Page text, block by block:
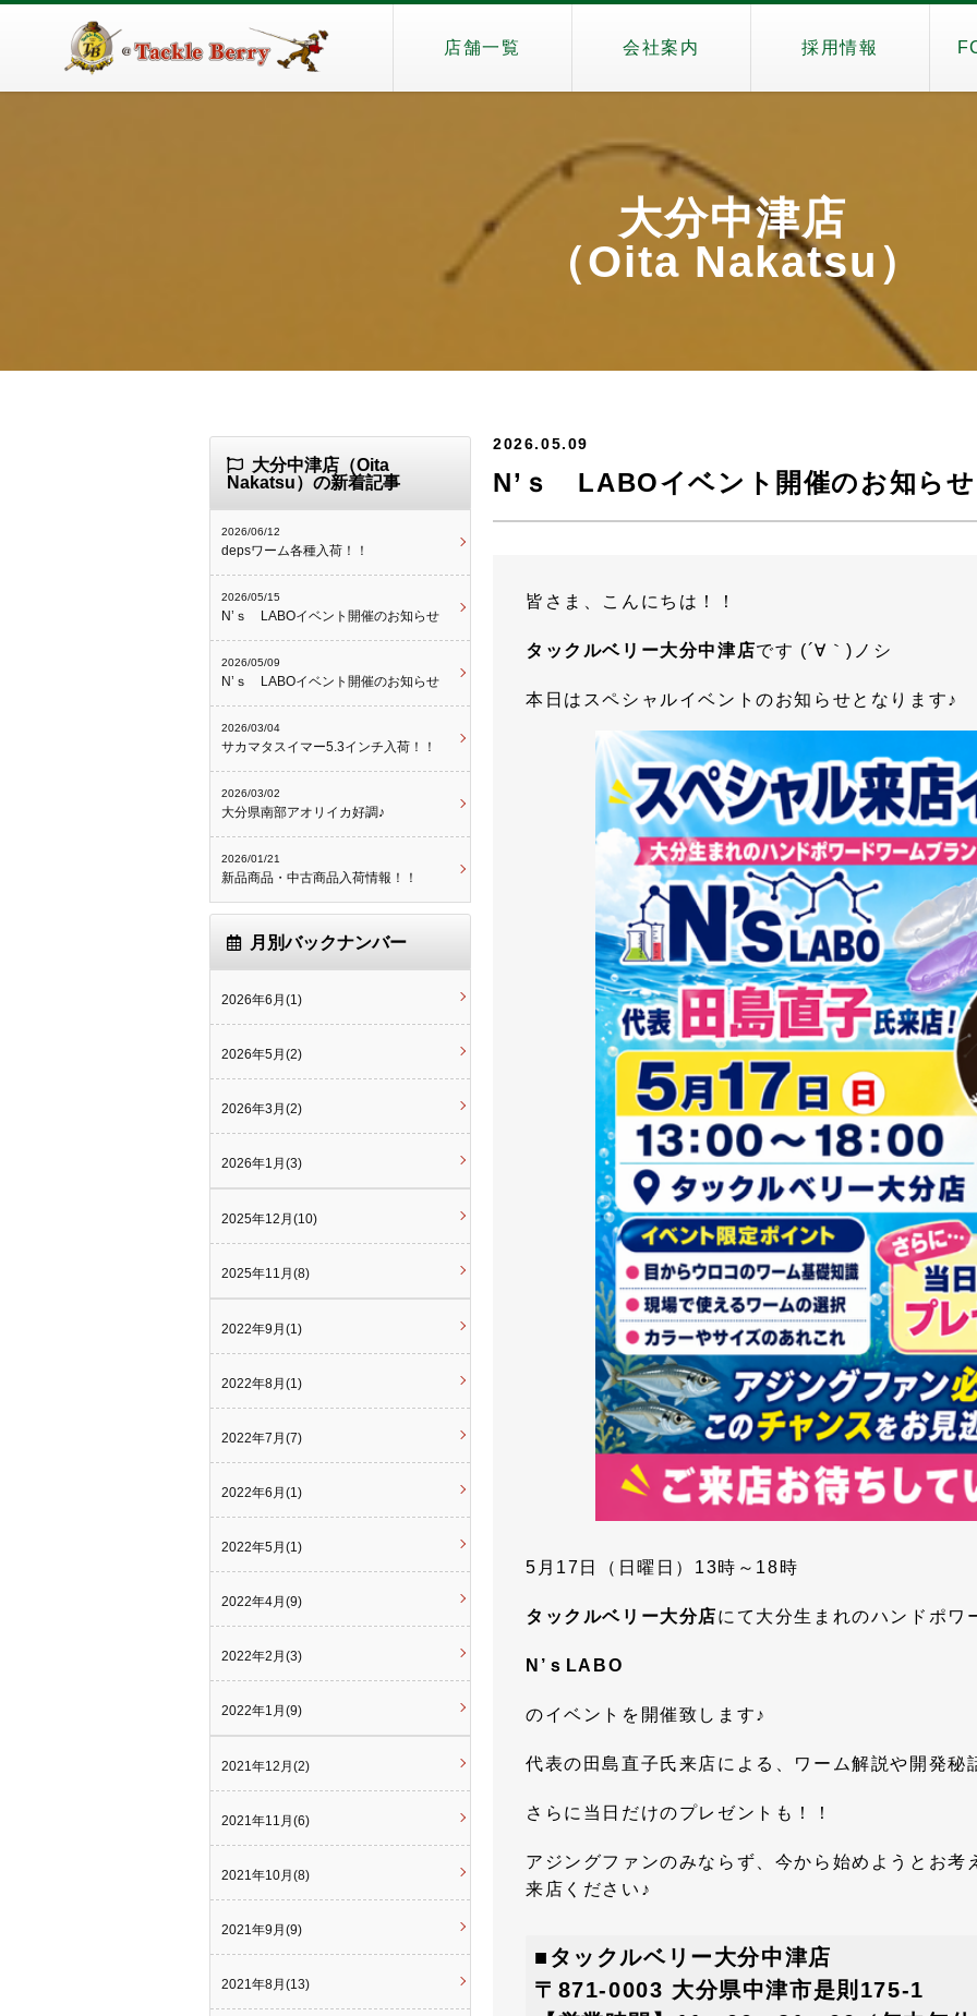
店舗一覧 会社案内 採用情報
大分中津店
（Oita Nakatsu）
2026.05.09
N’ｓ LABOイベント開催のお知らせ
皆さま、こんにちは！！
タックルベリー大分中津店です (´∀｀)ノシ
本日はスペシャルイベントのお知らせとなります♪
5月17日（日曜日）13時～18時
タックルベリー大分店にて大分生まれのハンドポワ
N’ｓLABO
のイベントを開催致します♪
代表の田島直子氏来店による、ワーム解説や開発秘
さらに当日だけのプレゼントも！！
アジングファンのみならず、今から始めようとお考
来店ください♪
■タックルベリー大分中津店
〒871-0003 大分県中津市是則175-1
大分中津店（Oita
Nakatsu）の新着記事
2026/06/12
depsワーム各種入荷！！
2026/05/15
N’ｓ LABOイベント開催のお知らせ
2026/05/09
N’ｓ LABOイベント開催のお知らせ
2026/03/04
サカマタスイマー5.3インチ入荷！！
2026/03/02
大分県南部アオリイカ好調♪
2026/01/21
新品商品・中古商品入荷情報！！
月別バックナンバー
2026年6月(1)
2026年5月(2)
2026年3月(2)
2026年1月(3)
2025年12月(10)
2025年11月(8)
2022年9月(1)
2022年8月(1)
2022年7月(7)
2022年6月(1)
2022年5月(1)
2022年4月(9)
2022年2月(3)
2022年1月(9)
2021年12月(2)
2021年11月(6)
2021年10月(8)
2021年9月(9)
2021年8月(13)